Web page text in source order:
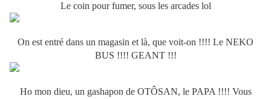
Le coin pour fumer, sous les arcades lol
On est entré dans un magasin et là, que voit-on !!!! Le NEKO
BUS !!!! GEANT !!!
Ho mon dieu, un gashapon de OTÔSAN, le PAPA !!!! Vous